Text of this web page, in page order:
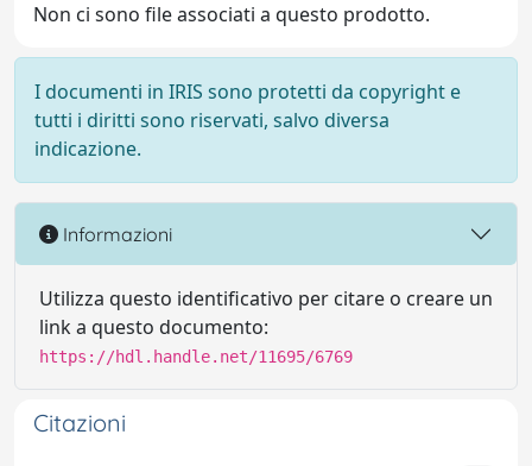
Non ci sono file associati a questo prodotto.
I documenti in IRIS sono protetti da copyright e
tutti i diritti sono riservati, salvo diversa
indicazione.
Informazioni
Utilizza questo identificativo per citare o creare un
link a questo documento:
https://hdl.handle.net/11695/6769
Citazioni